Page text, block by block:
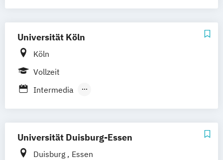
Universität Köln
Köln
Vollzeit
Intermedia
Lehramt Musik
Medienkulturwissenschaft
Universität Duisburg-Essen
Duisburg
Essen